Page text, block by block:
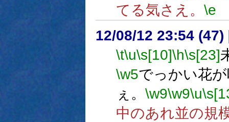
てる気さえ。 \e
12/08/12 23:54 (47)
\t\u\s[10]\h\s[23]
\w5でっかい花
ぇ。 \w9\w9\u
中のあれ並の規